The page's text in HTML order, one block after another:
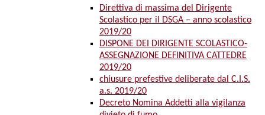
Direttiva di massima del Dirigente
Scolastico per il DSGA – anno scolastico
2019/20
DISPONE DEI DIRIGENTE SCOLASTICO-
ASSEGNAZIONE DEFINITIVA CATTEDRE
2019/20
chiusure prefestive deliberate dal C.I.S.
a.s. 2019/20
Decreto Nomina Addetti alla vigilanza